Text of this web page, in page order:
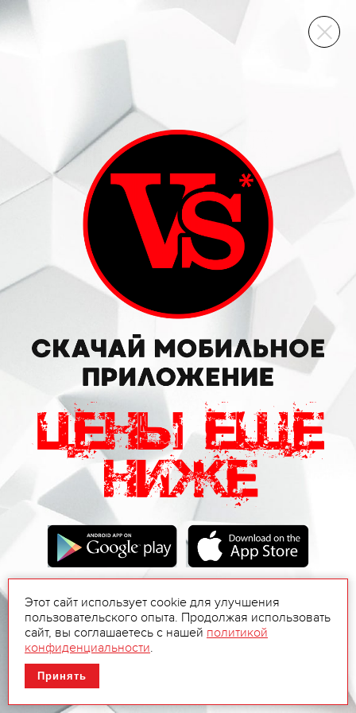
ВИННЫЙ СКЛАД
Этот сайт использует cookie для улучшения
пользовательского опыта. Продолжая использовать
сайт, вы соглашаетесь с нашей политикой
конфиденциальности.
Принять